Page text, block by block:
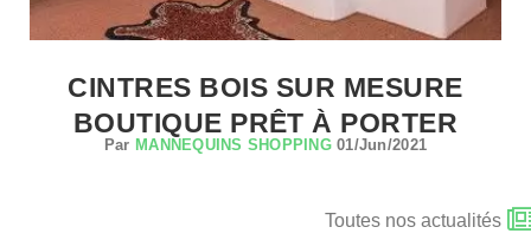
CINTRES BOIS SUR MESURE
BOUTIQUE PRÊT À PORTER
Par MANNEQUINS SHOPPING01/Jun/2021
Toutes nos actualités